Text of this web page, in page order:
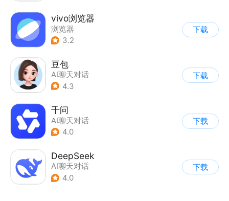
vivo浏览器
浏览器
3.2
下载
豆包
AI聊天对话
4.3
下载
千问
AI聊天对话
4.0
下载
DeepSeek
AI聊天对话
4.0
下载